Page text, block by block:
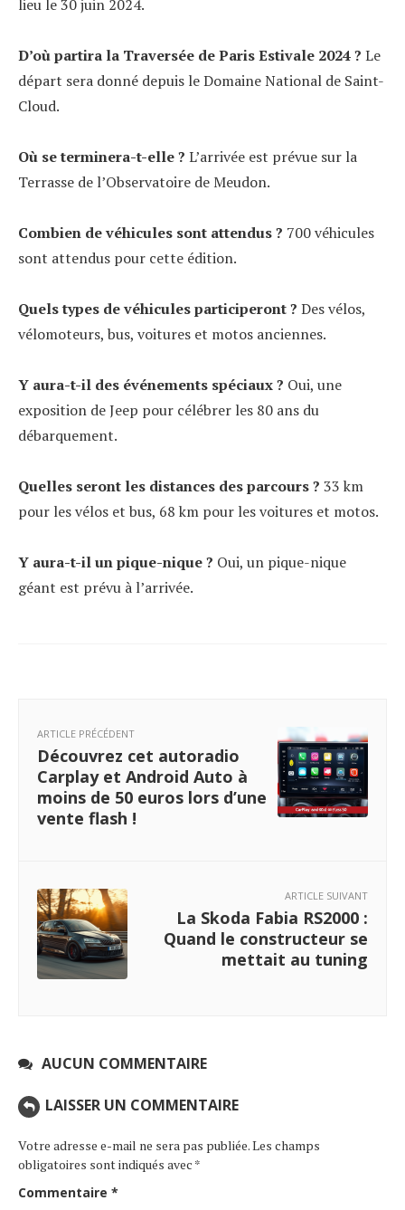
lieu le 30 juin 2024.
D’où partira la Traversée de Paris Estivale 2024 ? Le
départ sera donné depuis le Domaine National de Saint-
Cloud.
Où se terminera-t-elle ? L’arrivée est prévue sur la
Terrasse de l’Observatoire de Meudon.
Combien de véhicules sont attendus ? 700 véhicules
sont attendus pour cette édition.
Quels types de véhicules participeront ? Des vélos,
vélomoteurs, bus, voitures et motos anciennes.
Y aura-t-il des événements spéciaux ? Oui, une
exposition de Jeep pour célébrer les 80 ans du
débarquement.
Quelles seront les distances des parcours ? 33 km
pour les vélos et bus, 68 km pour les voitures et motos.
Y aura-t-il un pique-nique ? Oui, un pique-nique
géant est prévu à l’arrivée.
ARTICLE PRÉCÉDENT
Découvrez cet autoradio
Carplay et Android Auto à
moins de 50 euros lors d’une
vente flash !
ARTICLE SUIVANT
La Skoda Fabia RS2000 :
Quand le constructeur se
mettait au tuning
AUCUN COMMENTAIRE
LAISSER UN COMMENTAIRE
Votre adresse e-mail ne sera pas publiée.Les champs
obligatoires sont indiqués avec *
Commentaire *